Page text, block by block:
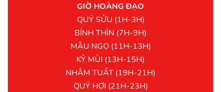
GIỜ HOÀNG ĐẠO
QUÝ SỬU (1H-3H)
BÍNH THÌN (7H-9H)
MẬU NGỌ (11H-13H)
KỶ MÙI (13H-15H)
NHÂM TUẤT (19H-21H)
QUÝ HỢI (21H-23H)